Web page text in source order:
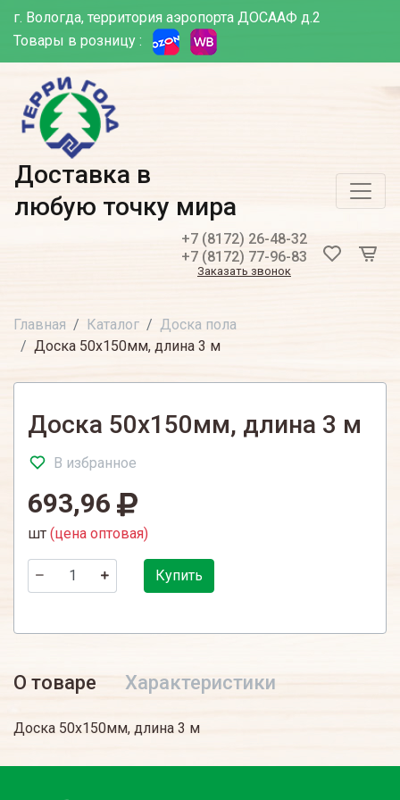
г. Вологда, территория аэропорта ДОСААФ д.2
Товары в розницу :
Доставка в
любую точку мира
+7 (8172) 26-48-32
+7 (8172) 77-96-83
Заказать звонок
Главная Каталог
Доска пола
Доска 50х150мм, длина 3 м
Доска 50х150мм, длина 3 м
В избранное
693,96
шт (цена оптовая)
Купить
О товаре Характеристики
Доска 50х150мм, длина 3 м